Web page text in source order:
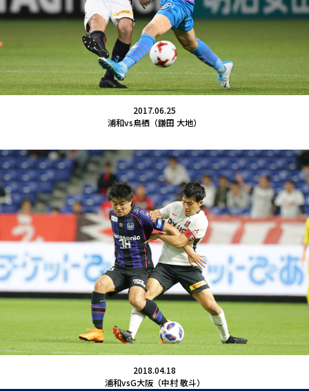
2017.06.25
浦和vs鳥栖（鎌田 大地）
2018.04.18
浦和vsG大阪（中村 敬斗）